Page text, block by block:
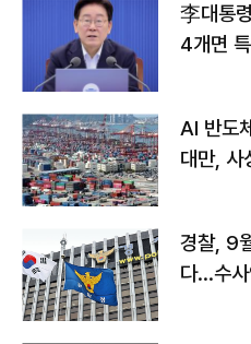
李대통
4개면
AI 반도
대만, 사
경찰, 9
다…수